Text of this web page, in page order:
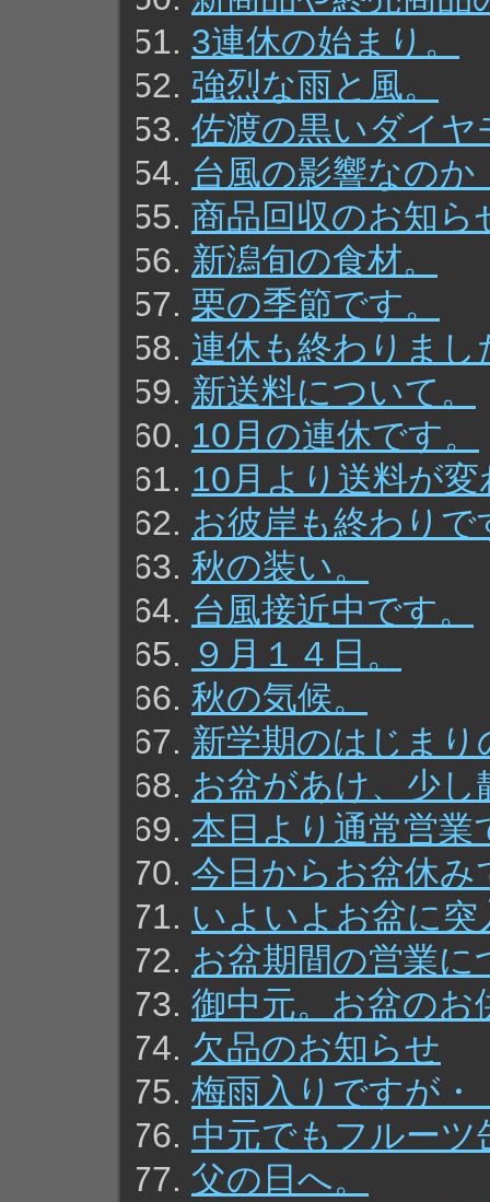
3連休の始まり。
強烈な雨と風。
佐渡の黒いダイヤ
台風の影響なのか
商品回収のお知ら
新潟旬の食材。
栗の季節です。
連休も終わりまし
新送料について。
10月の連休です。
10月より送料が
お彼岸も終わりで
秋の装い。
台風接近中です。
９月１４日。
秋の気候。
新学期のはじま
お盆があけ、少し
本日より通常営業
今日からお盆休み
いよいよお盆に突
お盆期間の営業に
御中元。お盆のお
欠品のお知らせ
梅雨入りですが・
中元でもフルーツ
父の日へ。